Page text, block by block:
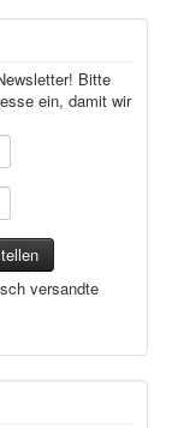
Bitte
ein, damit wir
versandte